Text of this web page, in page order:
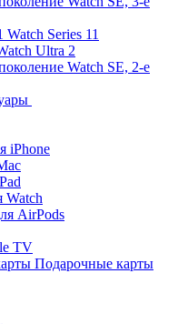
Watch Series 11
Ultra 2
Watch SE, 2-е
iPhone
Watch
AirPods
TV
Подарочные карты